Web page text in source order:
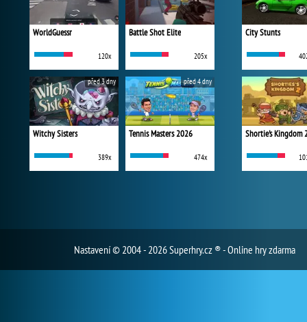
WorldGuessr
120x
Battle Shot Elite
205x
Witchy Sisters
389x
před 3 dny
Tennis Masters 2026
474x
před 4 dny
City Stunts
Shortie's Kingdom
Nastavení© 2004 - 2026 Superhry.cz ® - Online hry zdarma